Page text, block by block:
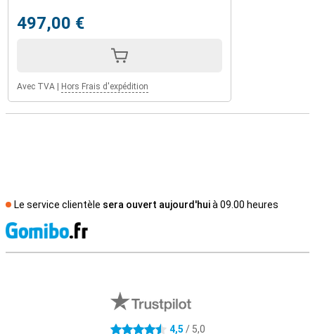
497,00 €
Avec TVA Hors Frais d'expédition
Le service clientèle sera ouvert aujourd'huià 09.00 heures
4.5 étoiles 4,5 / 5,0